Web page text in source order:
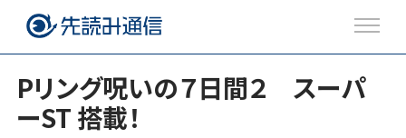
注目のトピックス
Pリング呪いの７日間２ スーパ
ーST 搭載！